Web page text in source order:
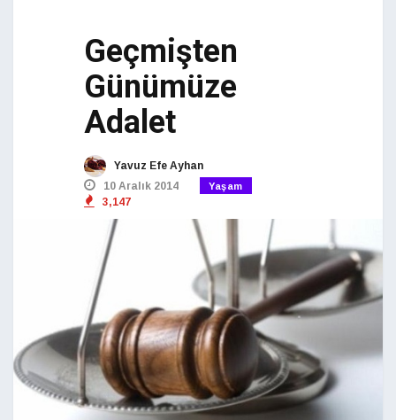
Geçmişten
Günümüze
Adalet
Yavuz Efe Ayhan
10 Aralık 2014
Yaşam
3,147